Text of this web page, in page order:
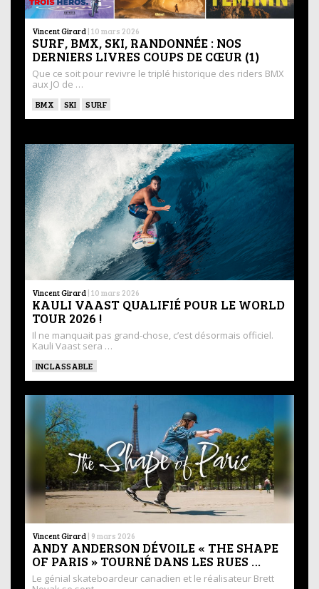
Vincent Girard | 10 mars 2026
SURF, BMX, SKI, RANDONNÉE : NOS
DERNIERS LIVRES COUPS DE CŒUR (1)
Que ce soit pour revivre le triplé historique des riders BMX
aux JO de …
BMX SKI SURF
Vincent Girard | 10 mars 2026
KAULI VAAST QUALIFIÉ POUR LE WORLD
TOUR 2026 !
Il ne manquait pas grand-chose, c’est désormais officiel.
Kauli Vaast sera …
INCLASSABLE
Vincent Girard | 9 mars 2026
ANDY ANDERSON DÉVOILE « THE SHAPE
OF PARIS » TOURNÉ DANS LES RUES …
Le génial skateboardeur canadien et le réalisateur Brett